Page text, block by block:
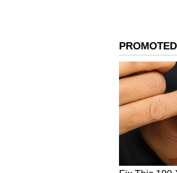
Image Credit :X/
భారతీరాజా
'కిళక్కే పోగుమ్
చీమయిలే' లాంటి
సంబంధాలు,
ఆకట్టుకుంది.